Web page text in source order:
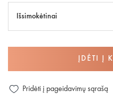
Išsimokėtinai
ĮDĖTI Į
Pridėti į pageidavimų sąrašą